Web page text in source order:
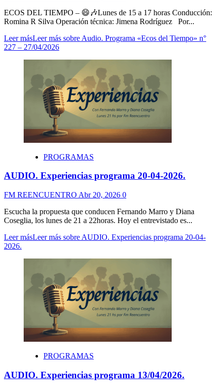
ECOS DEL TIEMPO – 😄🎶Lunes de 15 a 17 horas Conducción:
Romina R Silva Operación técnica: Jimena Rodríguez Por...
Leer másLeer más sobre Audio. Programa «Ecos del Tiempo» n°
227 – 27/04/2026
PROGRAMAS
AUDIO. Experiencias programa 20-04-2026.
FM REENCUENTRO Abr 20, 2026 0
Escucha la propuesta que conducen Fernando Marro y Diana
Coseglia, los lunes de 21 a 22horas. Hoy el entrevistado es...
Leer másLeer más sobre AUDIO. Experiencias programa 20-04-
2026.
PROGRAMAS
AUDIO. Experiencias programa 13/04/2026.